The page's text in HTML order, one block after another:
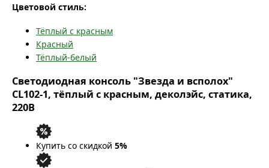
Цветовой стиль:
Тёплый с красным
Красный
Тёплый-белый
Светодиодная консоль "Звезда и всполох"
CL102-1, тёплый с красным, деколэйс, статика,
220В
Купить со скидкой 5%